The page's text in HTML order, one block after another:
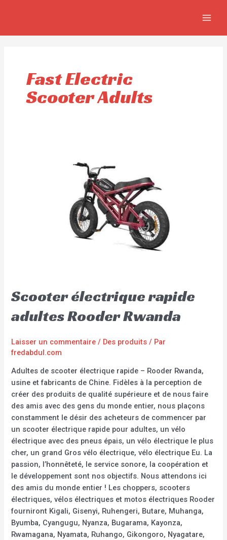
Fast Electric
Scooter Adults
Scooter électrique rapide
adultes Rooder Rwanda
Laisser un commentaire / Des produits / Par
fredabdul.com
Adultes de scooter électrique rapide – Rooder Rwanda,
usine et fabricants de Chine. Fidèles à la perception de
créer des produits de qualité supérieure et de nous faire
des amis avec des gens du monde entier, nous plaçons
constamment le désir des acheteurs de commencer par
un scooter électrique rapide pour adultes, un vélo
électrique avec des pneus épais, un vélo électrique le plus
cher, un grand Gros vélo électrique, vélo électrique Eu. La
passion, l’honnêteté, le service sonore, la coopération et
le développement sont nos objectifs. Nous attendons ici
des amis du monde entier ! Les choppers, scooters
électriques, vélos électriques et motos électriques Rooder
fourniront Kigali, Gisenyi, Ruhengeri, Butare, Muhanga,
Byumba, Cyangugu, Nyanza, Bugarama, Kayonza,
Rwamagana, Nyamata, Ruhango, Gikongoro, Nyagatare,